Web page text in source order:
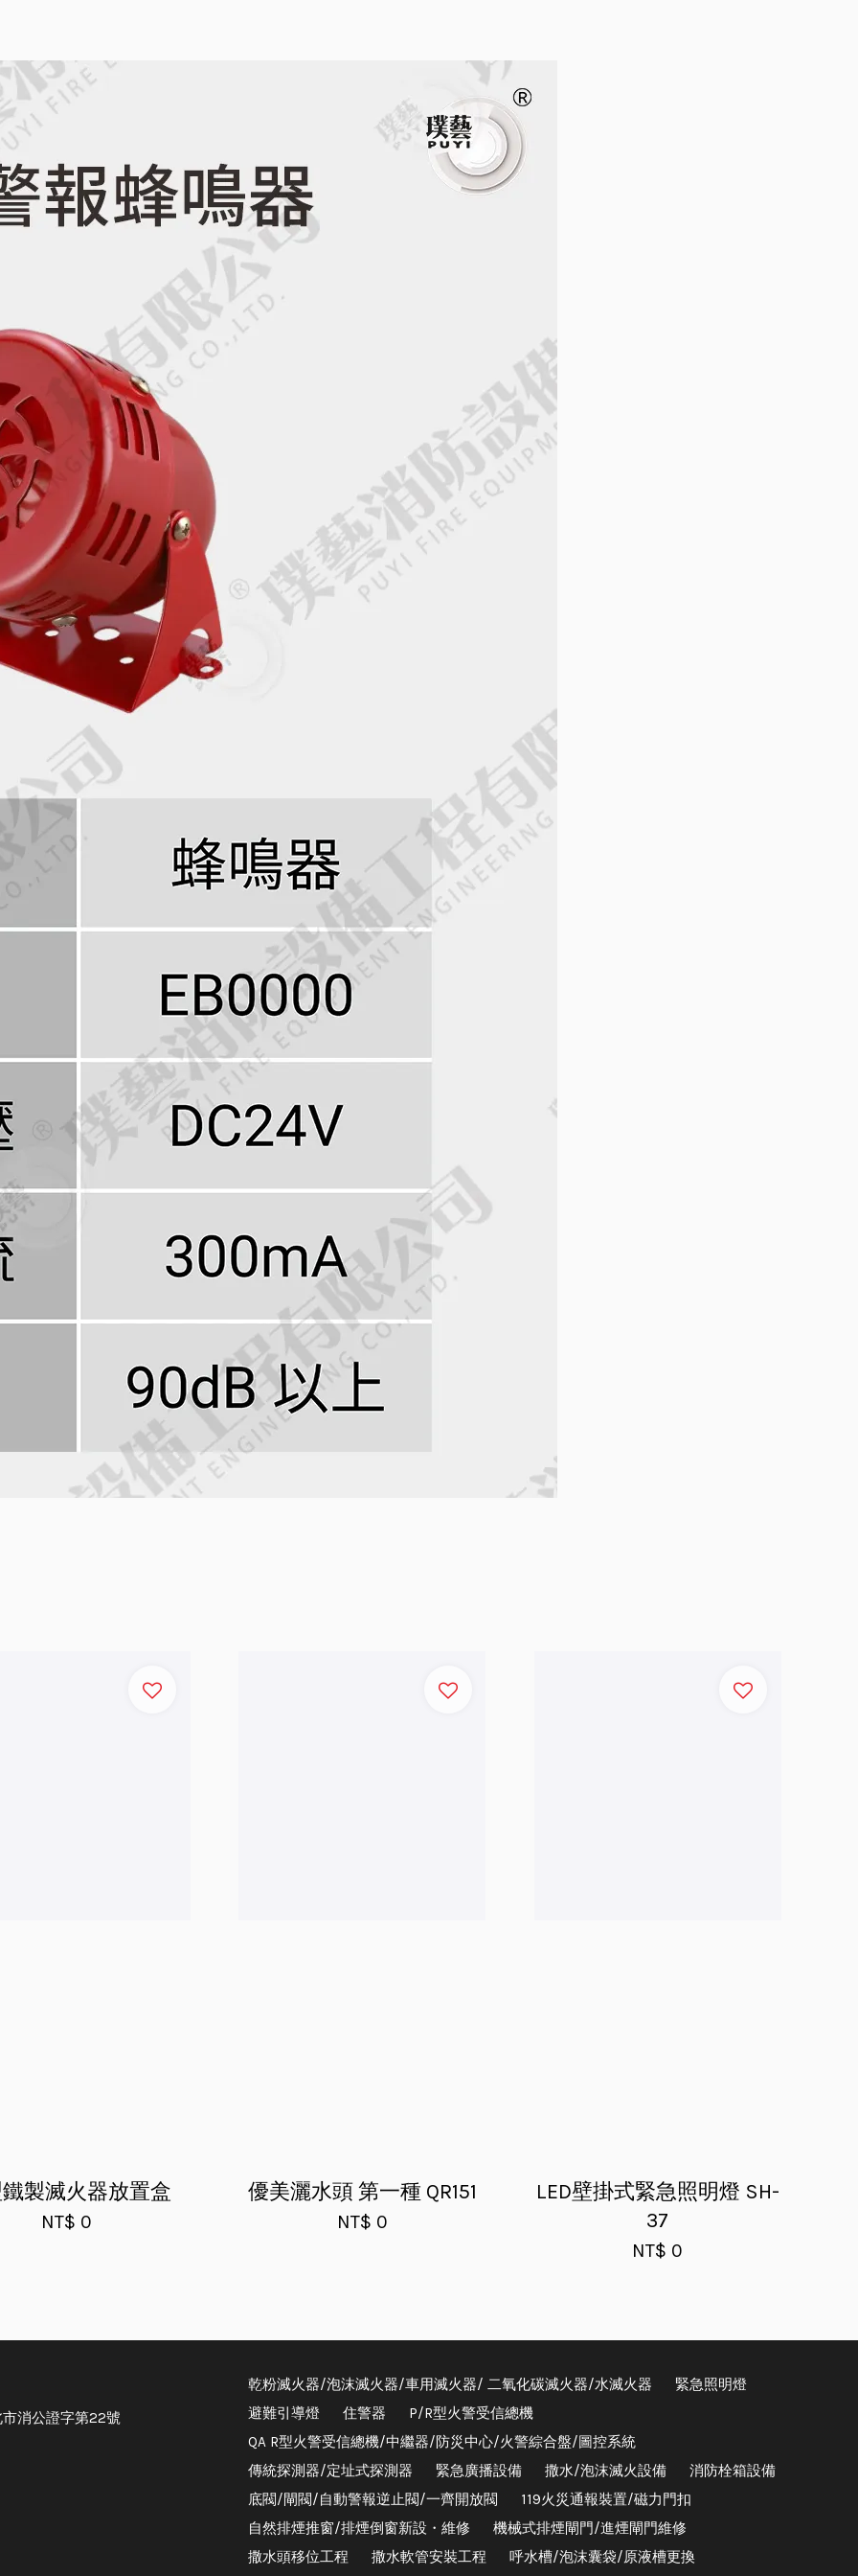
鐵製滅火器放置盒
NT$ 0
優美灑水頭 第一種 QR151
NT$ 0
LED壁掛式緊急照明燈 SH-
37
NT$ 0
公證字第22號
乾粉滅火器/泡沫滅火器/車用滅火器/ 二氧化碳滅火器/水滅火器
緊急照明燈
避難引導燈
住警器
P/R型火警受信總機
QA R型火警受信總機/中繼器/防災中心/火警綜合盤/圖控系統
傳統探測器/定址式探測器
緊急廣播設備 撒水/泡沫滅火設備
消防栓箱設備
底閥/閘閥/自動警報逆止閥/一齊開放閥
119火災通報裝置/磁力門扣
自然排煙推窗/排煙倒窗新設・維修
機械式排煙閘門/進煙閘門維修
撒水頭移位工程
撒水軟管安裝工程 呼水槽/泡沫囊袋/原液槽更換